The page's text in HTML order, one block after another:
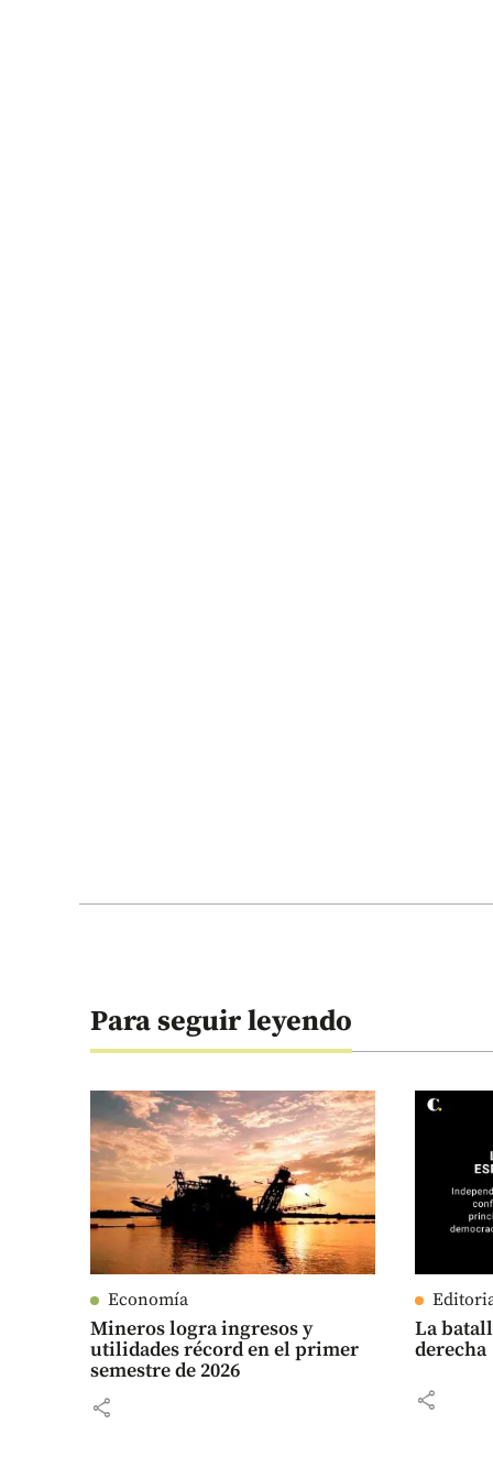
Para seguir leyendo
Economía
Mineros logra ingresos y
utilidades récord en el primer
semestre de 2026
share
La
derecha
share